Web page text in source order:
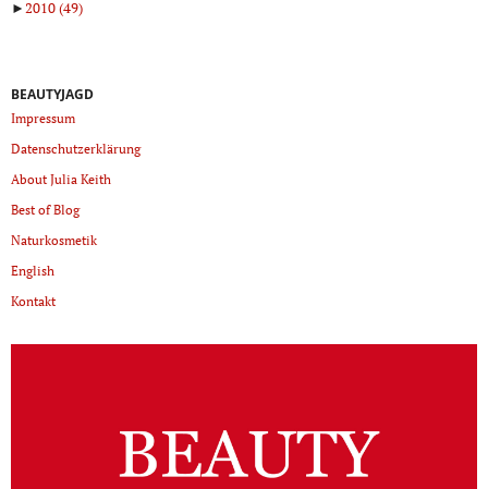
►2010(49)
BEAUTYJAGD
Impressum
Datenschutzerklärung
About Julia Keith
Best of Blog
Naturkosmetik
English
Kontakt